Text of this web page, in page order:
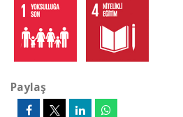
Paylaş